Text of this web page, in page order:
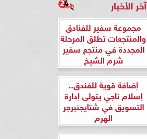
آخر الأخبار
مجموعة سفير للفنادق
والمنتجعات تطلق المرحلة
المجددة في منتجع سفير
شرم الشيخ
إضافة قوية للفندق..
إسلام ناجي يتولى إدارة
التسويق في شتايجنبرجر
الهرم